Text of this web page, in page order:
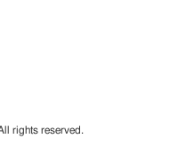
rights reserved.